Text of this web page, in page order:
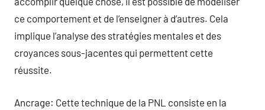
ce comportement et de l’enseigner à d’autres. Cela
implique l’analyse des stratégies mentales et des
croyances sous-jacentes qui permettent cette
réussite.
Ancrage: Cette technique de la PNL consiste en la